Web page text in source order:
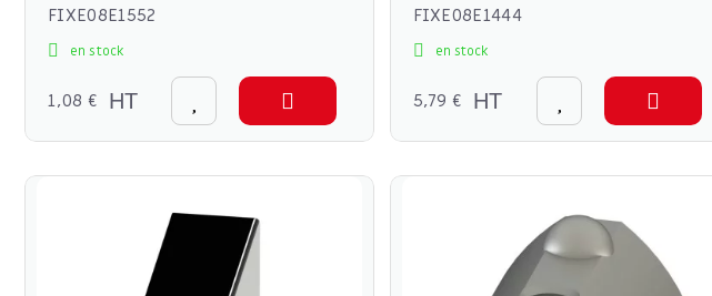
FIXE08E1552
en stock
1,08 € HT
FIXE08E1444
en stock
5,79 € HT